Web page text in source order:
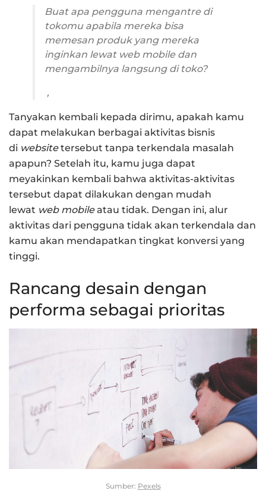
Buat apa pengguna mengantre di
tokomu apabila mereka bisa
memesan produk yang mereka
inginkan lewat web mobile dan
mengambilnya langsung di toko?
,
Tanyakan kembali kepada dirimu, apakah kamu
dapat melakukan berbagai aktivitas bisnis
di websitetersebut tanpa terkendala masalah
apapun? Setelah itu, kamu juga dapat
meyakinkan kembali bahwa aktivitas-aktivitas
tersebut dapat dilakukan dengan mudah
lewat web mobileatau tidak. Dengan ini, alur
aktivitas dari pengguna tidak akan terkendala dan
kamu akan mendapatkan tingkat konversi yang
tinggi.
Rancang desain dengan
performa sebagai prioritas
Sumber: Pexels